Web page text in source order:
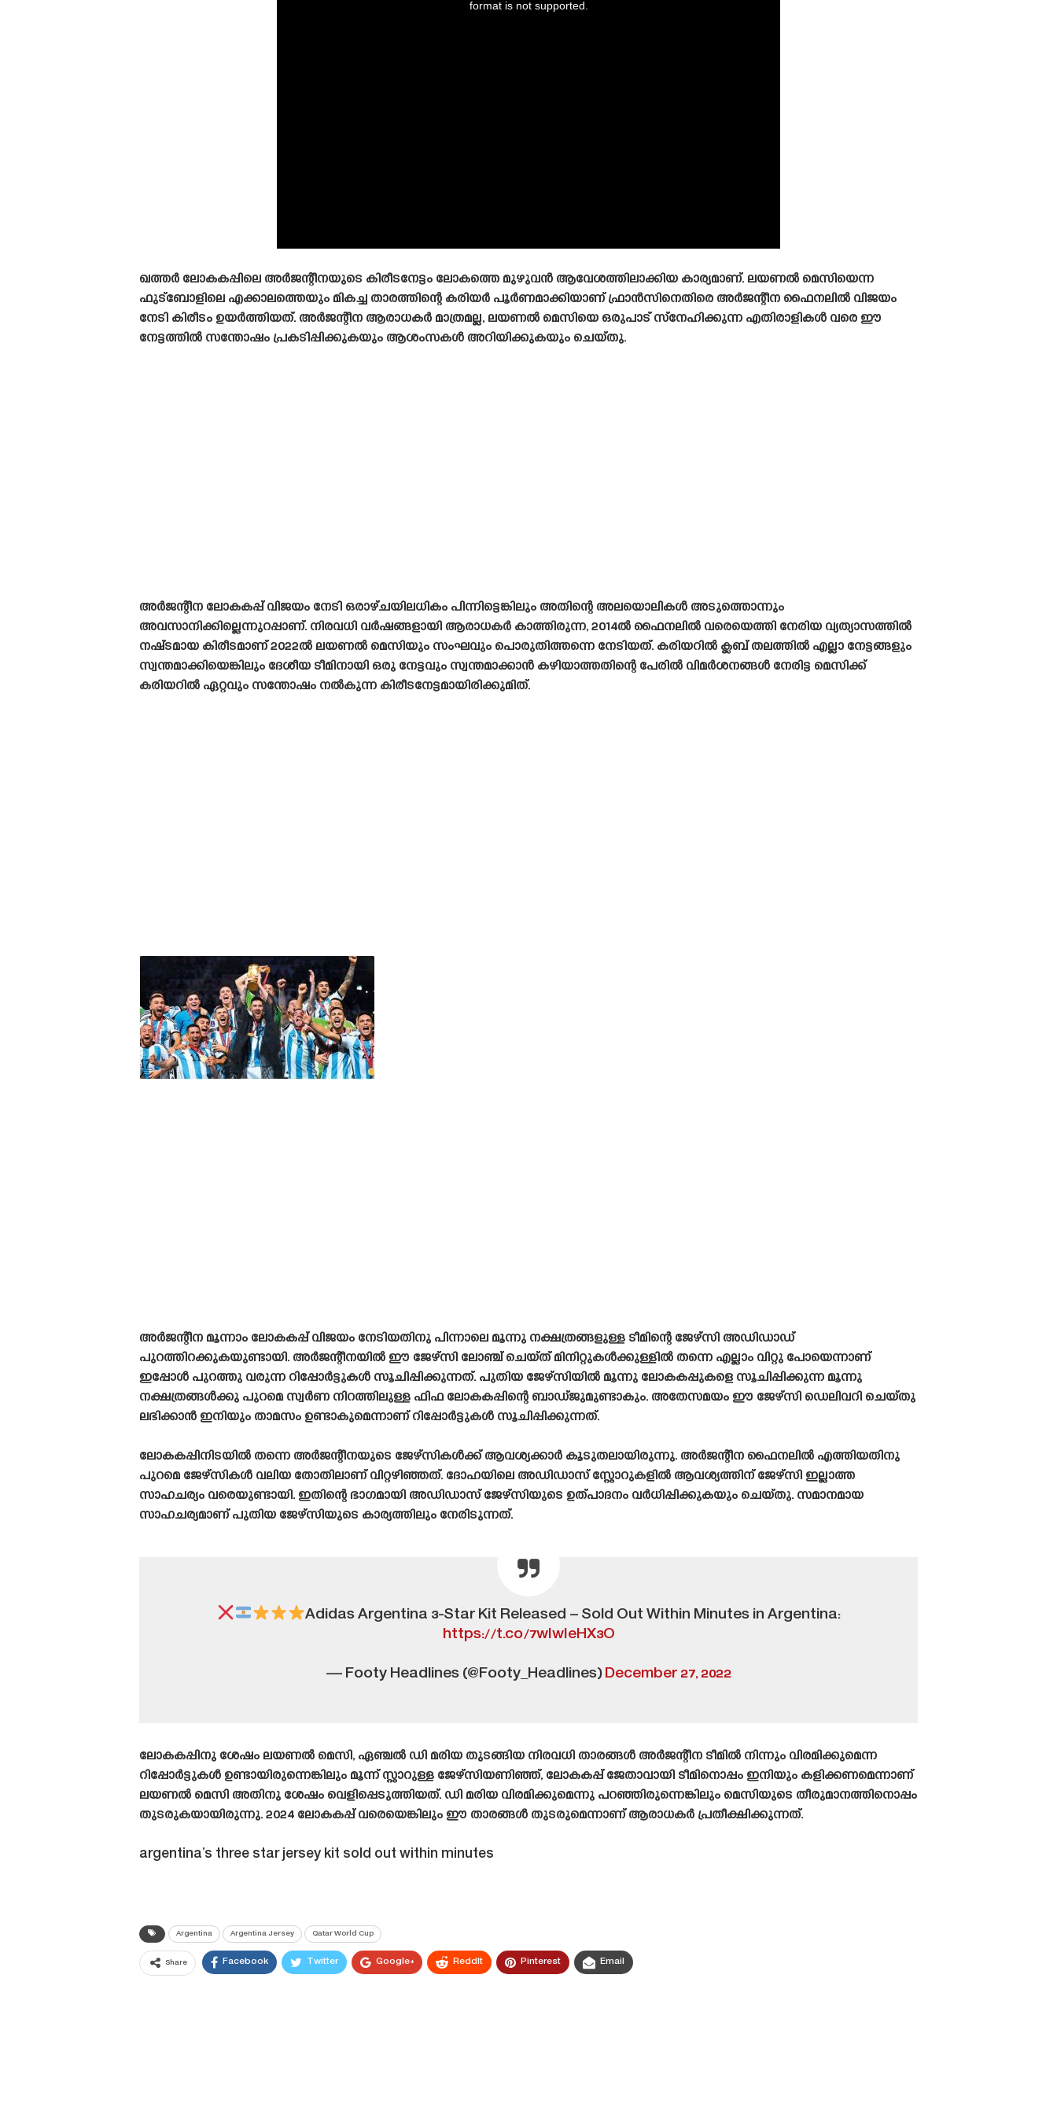
format is not supported.
ഖത്തർ ലോകകപ്പിലെ അർജന്റീനയുടെ കിരീടനേട്ടം ലോകത്തെ മുഴുവൻ ആവേശത്തിലാക്കിയ കാര്യമാണ്. ലയണൽ മെസിയെന്ന
ഫുട്ബോളിലെ എക്കാലത്തെയും മികച്ച താരത്തിന്റെ കരിയർ പൂർണമാക്കിയാണ് ഫ്രാൻസിനെതിരെ അർജന്റീന ഫൈനലിൽ വിജയം
നേടി കിരീടം ഉയർത്തിയത്. അർജന്റീന ആരാധകർ മാത്രമല്ല, ലയണൽ മെസിയെ ഒരുപാട് സ്നേഹിക്കുന്ന എതിരാളികൾ വരെ ഈ
നേട്ടത്തിൽ സന്തോഷം പ്രകടിപ്പിക്കുകയും ആശംസകൾ അറിയിക്കുകയും ചെയ്‌തു.
അർജന്റീന ലോകകപ്പ് വിജയം നേടി ഒരാഴ്‌ചയിലധികം പിന്നിട്ടെങ്കിലും അതിന്റെ അലയൊലികൾ അടുത്തൊന്നും
അവസാനിക്കില്ലെന്നുറപ്പാണ്. നിരവധി വർഷങ്ങളായി ആരാധകർ കാത്തിരുന്ന, 2014ൽ ഫൈനലിൽ വരെയെത്തി നേരിയ വ്യത്യാസത്തിൽ
നഷ്‌ടമായ കിരീടമാണ് 2022ൽ ലയണൽ മെസിയും സംഘവും പൊരുതിത്തന്നെ നേടിയത്. കരിയറിൽ ക്ലബ് തലത്തിൽ എല്ലാ നേട്ടങ്ങളും
സ്വന്തമാക്കിയെങ്കിലും ദേശീയ ടീമിനായി ഒരു നേട്ടവും സ്വന്തമാക്കാൻ കഴിയാത്തതിന്റെ പേരിൽ വിമർശനങ്ങൾ നേരിട്ട മെസിക്ക്
കരിയറിൽ ഏറ്റവും സന്തോഷം നൽകുന്ന കിരീടനേട്ടമായിരിക്കുമിത്.
അർജന്റീന മൂന്നാം ലോകകപ്പ് വിജയം നേടിയതിനു പിന്നാലെ മൂന്നു നക്ഷത്രങ്ങളുള്ള ടീമിന്റെ ജേഴ്‌സി അഡിഡാഡ്
പുറത്തിറക്കുകയുണ്ടായി. അർജന്റീനയിൽ ഈ ജേഴ്‌സി ലോഞ്ച് ചെയ്‌ത്‌ മിനിറ്റുകൾക്കുള്ളിൽ തന്നെ എല്ലാം വിറ്റു പോയെന്നാണ്‌
ഇപ്പോൾ പുറത്തു വരുന്ന റിപ്പോർട്ടുകൾ സൂചിപ്പിക്കുന്നത്. പുതിയ ജേഴ്‌സിയിൽ മൂന്നു ലോകകപ്പുകളെ സൂചിപ്പിക്കുന്ന മൂന്നു
നക്ഷത്രങ്ങൾക്കു പുറമെ സ്വർണ നിറത്തിലുള്ള ഫിഫ ലോകകപ്പിന്റെ ബാഡ്‌ജുമുണ്ടാകും. അതേസമയം ഈ ജേഴ്‌സി ഡെലിവറി ചെയ്‌തു
ലഭിക്കാൻ ഇനിയും താമസം ഉണ്ടാകുമെന്നാണ് റിപ്പോർട്ടുകൾ സൂചിപ്പിക്കുന്നത്.
ലോകകപ്പിനിടയിൽ തന്നെ അർജന്റീനയുടെ ജേഴ്‌സികൾക്ക് ആവശ്യക്കാർ കൂടുതലായിരുന്നു. അർജന്റീന ഫൈനലിൽ എത്തിയതിനു
പുറമെ ജേഴ്‌സികൾ വലിയ തോതിലാണ് വിറ്റഴിഞ്ഞത്. ദോഹയിലെ അഡിഡാസ് സ്റ്റോറുകളിൽ ആവശ്യത്തിന് ജേഴ്‌സി ഇല്ലാത്ത
സാഹചര്യം വരെയുണ്ടായി. ഇതിന്റെ ഭാഗമായി അഡിഡാസ് ജേഴ്‌സിയുടെ ഉത്പാദനം വർധിപ്പിക്കുകയും ചെയ്‌തു. സമാനമായ
സാഹചര്യമാണ് പുതിയ ജേഴ്‌സിയുടെ കാര്യത്തിലും നേരിടുന്നത്.
Adidas Argentina 3-Star Kit Released – Sold Out Within Minutes in Argentina:
https://t.co/7wIwIeHX3O
— Footy Headlines (@Footy_Headlines)December 27, 2022
ലോകകപ്പിനു ശേഷം ലയണൽ മെസി, ഏഞ്ചൽ ഡി മരിയ തുടങ്ങിയ നിരവധി താരങ്ങൾ അർജന്റീന ടീമിൽ നിന്നും വിരമിക്കുമെന്ന
റിപ്പോർട്ടുകൾ ഉണ്ടായിരുന്നെങ്കിലും മൂന്ന് സ്റ്റാറുള്ള ജേഴ്‌സിയണിഞ്ഞ്, ലോകകപ്പ് ജേതാവായി ടീമിനൊപ്പം ഇനിയും കളിക്കണമെന്നാണ്
ലയണൽ മെസി അതിനു ശേഷം വെളിപ്പെടുത്തിയത്. ഡി മരിയ വിരമിക്കുമെന്നു പറഞ്ഞിരുന്നെങ്കിലും മെസിയുടെ തീരുമാനത്തിനൊപ്പം
തുടരുകയായിരുന്നു. 2024 ലോകകപ്പ് വരെയെങ്കിലും ഈ താരങ്ങൾ തുടരുമെന്നാണ് ആരാധകർ പ്രതീക്ഷിക്കുന്നത്.
argentina’s three star jersey kit sold out within minutes
Argentina Argentina Jersey Qatar World Cup
Share Facebook Twitter Google+ ReddIt Pinterest Email